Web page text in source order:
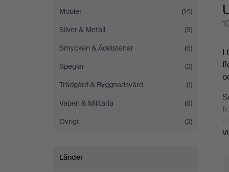
Möbler
(14)
Silver & Metall
(9)
Smycken & Ädelstenar
(6)
Speglar
(3)
Trädgård & Byggnadsvård
(1)
Vapen & Militaria
(6)
Övrigt
(2)
Länder
I